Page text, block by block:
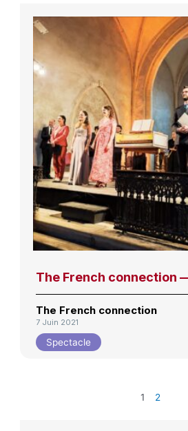
The French connection
The French connection
7 Juin 2021
Spectacle
1 2